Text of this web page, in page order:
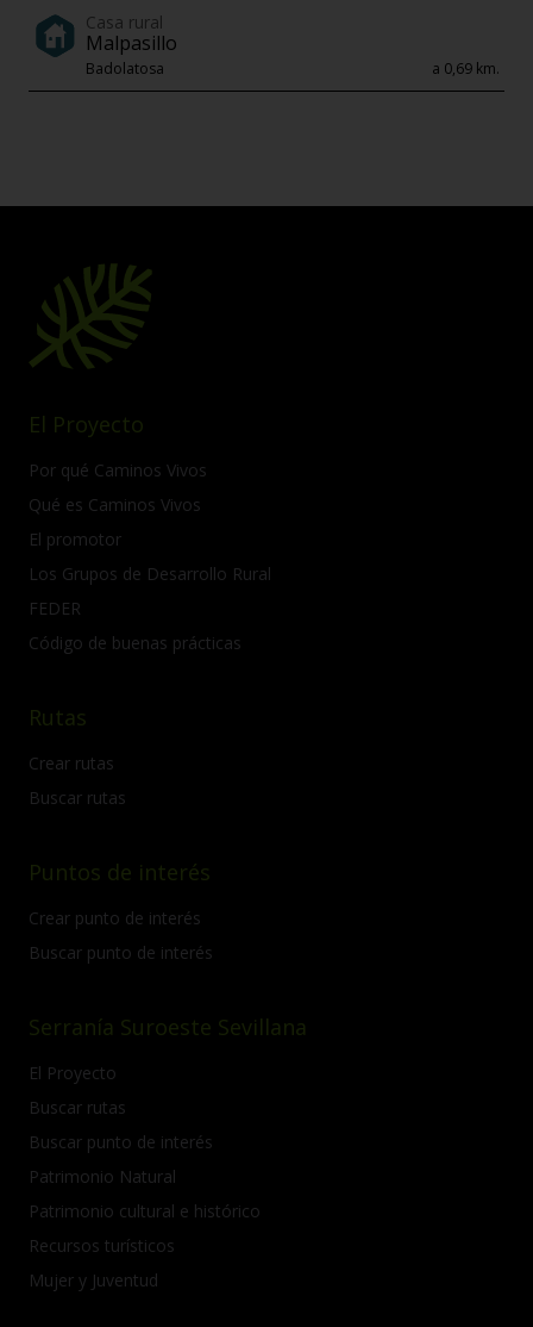
Casa rural
Malpasillo
Badolatosa a 0,69 km.
El Proyecto
Por qué Caminos Vivos
Qué es Caminos Vivos
El promotor
Los Grupos de Desarrollo Rural
FEDER
Código de buenas prácticas
Rutas
Crear rutas
Buscar rutas
Puntos de interés
Crear punto de interés
Buscar punto de interés
Serranía Suroeste Sevillana
El Proyecto
Buscar rutas
Buscar punto de interés
Patrimonio Natural
Patrimonio cultural e histórico
Recursos turísticos
Mujer y Juventud